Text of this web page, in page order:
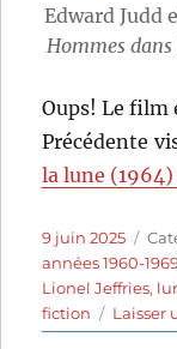
Edward Judd
Hommes
Oups! Le film
Précédente
la lune
Publié
le
9 juin 2025
années 1960-
Lionel Jeffries,
fiction
Laisser